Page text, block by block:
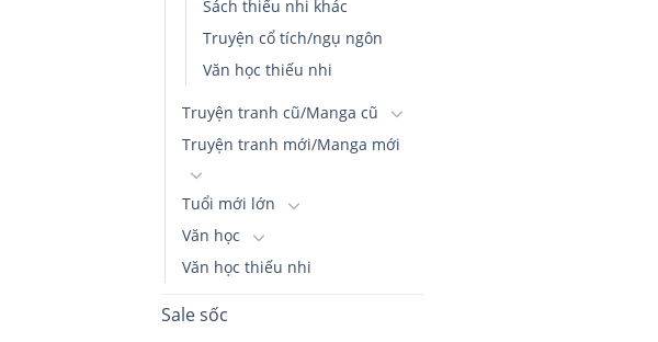
Sách thiếu nhi khác
Truyện cổ tích/ngụ ngôn
Văn học thiếu nhi
Truyện tranh cũ/Manga cũ
Truyện tranh mới/Manga mới
Tuổi mới lớn
Văn học
Văn học thiếu nhi
Sale sốc